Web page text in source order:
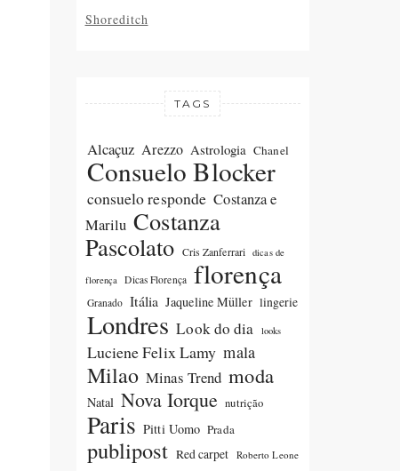
Shoreditch
TAGS
Alcaçuz Arezzo Astrologia Chanel
Consuelo Blocker
consuelo responde Costanza e
Marilu Costanza
Pascolato Cris Zanferrari dicas de
florença Dicas Florença florença
Granado Itália Jaqueline Müller lingerie
Londres Look do dia looks
Luciene Felix Lamy mala
Milao Minas Trend moda
Natal Nova Iorque nutrição
Paris Pitti Uomo Prada
publipost Red carpet Roberto Leone